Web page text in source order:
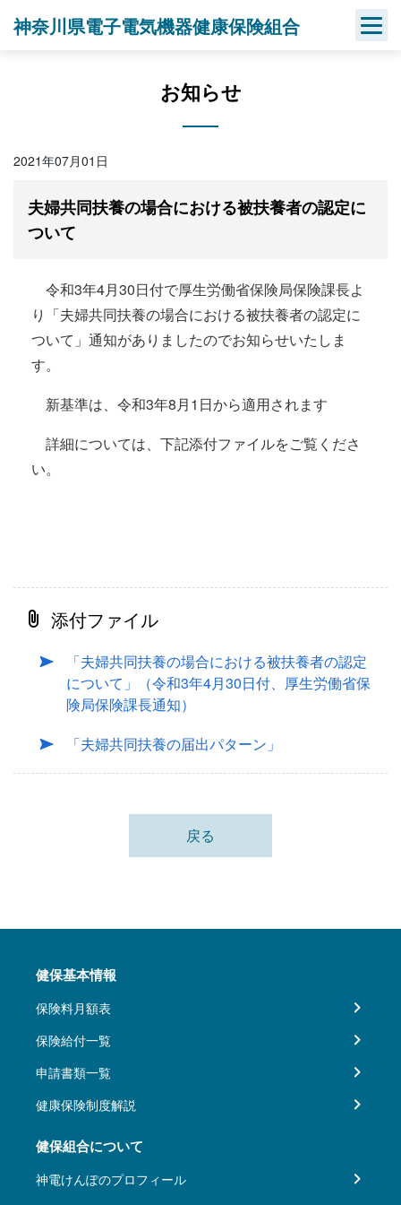
神奈川県電子電気機器健康保険組合
お知らせ
2021年07月01日
夫婦共同扶養の場合における被扶養者の認定に
ついて
令和3年4月30日付で厚生労働省保険局保険課長よ
り「夫婦共同扶養の場合における被扶養者の認定に
ついて」通知がありましたのでお知らせいたしま
す。
新基準は、令和3年8月1日から適用されます
詳細については、下記添付ファイルをご覧くださ
い。
添付ファイル
「夫婦共同扶養の場合における被扶養者の認定
について」（令和3年4月30日付、厚生労働省保
険局保険課長通知）
「夫婦共同扶養の届出パターン」
戻る
健保基本情報
保険料月額表
保険給付一覧
申請書類一覧
健康保険制度解説
健保組合について
神電けんぽのプロフィール